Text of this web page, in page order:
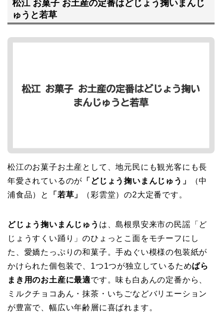
松江 お菓子 お土産の定番はどじょう掬いまんじ
ゅうと若草
松江のお菓子お土産として、地元民にも観光客にも長
年愛されているのが 「どじょう掬いまんじゅう」
（中
浦食品）と
「若草」 （彩雲堂）の2大定番です。
どじょう掬いまんじゅう は、島根県安来市の民謡「ど
じょうすくい踊り」のひょっとこ面をモチーフにし
た、愛嬌たっぷりの和菓子。手ぬぐい模様の包装紙が
かけられた個包装で、1つ1つが独立しているためばら
まき用のお土産に最適です。味も白あんの定番から、
ミルクチョコあん・抹茶・いちごなどバリエーション
が豊富で、幅広い年齢層に喜ばれます。